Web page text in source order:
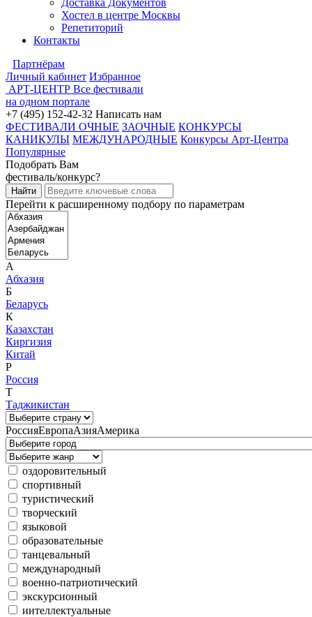
Доставка Документов
Хостел в центре Москвы
Репетиторий
Контакты
Партнёрам
Личный кабинет Избранное
АРТ-ЦЕНТР Все фестивали
на одном портале
+7 (495) 152-42-32 Написать нам
ФЕСТИВАЛИ ОЧНЫЕ ЗАОЧНЫЕ КОНКУРСЫ
КАНИКУЛЫ МЕЖДУНАРОДНЫЕ Конкурсы Арт-Центра
Популярные
Подобрать Вам
фестиваль/конкурс?
Перейти к расширенному подбору по параметрам
А
Абхазия
Б
Беларусь
К
Казахстан
Киргизия
Китай
Р
Россия
Т
Таджикистан
РоссияЕвропаАзияАмерика
оздоровительный
спортивный
туристический
творческий
языковой
образовательные
танцевальный
международный
военно-патриотический
экскурсионный
интеллектуальные